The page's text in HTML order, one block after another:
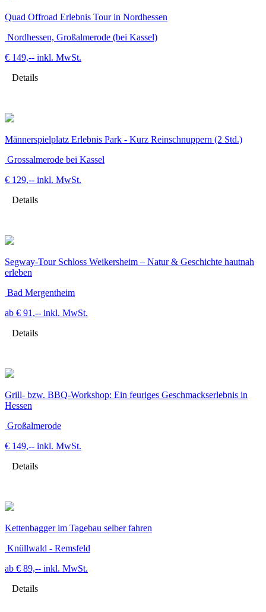
Quad Offroad Erlebnis Tour in Nordhessen
Nordhessen, Großalmerode (bei Kassel)
€ 149,-- inkl. MwSt.
Details
Männerspielplatz Erlebnis Park - Kurz Reinschnuppern (2 Std.)
Grossalmerode bei Kassel
€ 129,-- inkl. MwSt.
Details
Segway-Tour Schloss Weikersheim – Natur & Geschichte hautnah
erleben
Bad Mergentheim
ab € 91,-- inkl. MwSt.
Details
Grill- bzw. BBQ-Workshop: Ein feuriges Geschmackserlebnis in
Hessen
Großalmerode
€ 149,-- inkl. MwSt.
Details
Kettenbagger im Tagebau selber fahren
Knüllwald - Remsfeld
ab € 89,-- inkl. MwSt.
Details